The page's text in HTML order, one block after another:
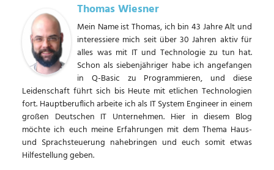
Thomas Wiesner
Mein Name ist Thomas, ich bin 43 Jahre Alt und
interessiere mich seit über 30 Jahren aktiv für
alles was mit IT und Technologie zu tun hat.
Schon als siebenjähriger habe ich angefangen
in Q-Basic zu Programmieren, und diese
Leidenschaft führt sich bis Heute mit etlichen Technologien
fort. Hauptberuflich arbeite ich als IT System Engineer in einem
großen Deutschen IT Unternehmen. Hier in diesem Blog
möchte ich euch meine Erfahrungen mit dem Thema Haus-
und Sprachsteuerung nahebringen und euch somit etwas
Hilfestellung geben.